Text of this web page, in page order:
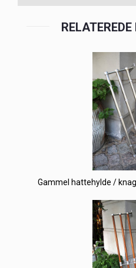
Gammel hattehylde /